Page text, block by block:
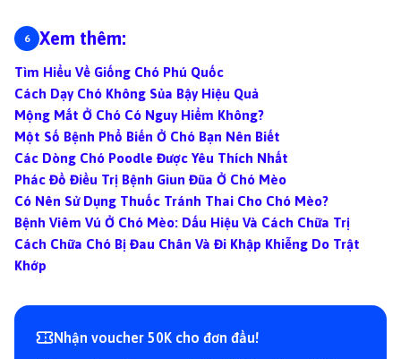
Xem thêm:
Tìm Hiểu Về Giống Chó Phú Quốc
Cách Dạy Chó Không Sủa Bậy Hiệu Quả
Mộng Mắt Ở Chó Có Nguy Hiểm Không?
Một Số Bệnh Phổ Biến Ở Chó Bạn Nên Biết
Các Dòng Chó Poodle Được Yêu Thích Nhất
Phác Đồ Điều Trị Bệnh Giun Đũa Ở Chó Mèo
Có Nên Sử Dụng Thuốc Tránh Thai Cho Chó Mèo?
Bệnh Viêm Vú Ở Chó Mèo: Dấu Hiệu Và Cách Chữa Trị
Cách Chữa Chó Bị Đau Chân Và Đi Khập Khiễng Do Trật
Khớp
Nhận voucher 50K cho đơn đầu!